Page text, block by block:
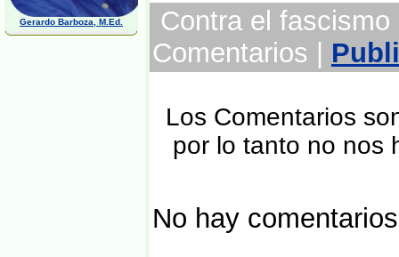
Gerardo Barboza, M.Ed.
Contra el
Comentarios |
Los Comentarios
por lo tanto no nos
No hay